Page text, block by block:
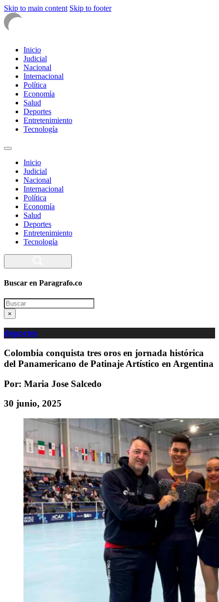
Skip to main content Skip to footer
Inicio
Judicial
Nacional
Internacional
Política
Economía
Salud
Deportes
Entretenimiento
Tecnología
Inicio
Judicial
Nacional
Internacional
Política
Economía
Salud
Deportes
Entretenimiento
Tecnología
Buscar en Paragrafo.co
Search
×
deportes
Colombia conquista tres oros en jornada histórica
del Panamericano de Patinaje Artístico en Argentina
Por: Maria Jose Salcedo
30 junio, 2025